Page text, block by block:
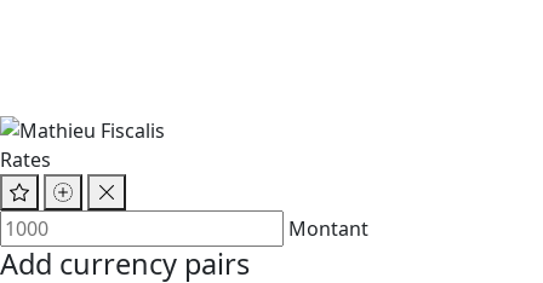
Rates
Montant
Add currency pairs